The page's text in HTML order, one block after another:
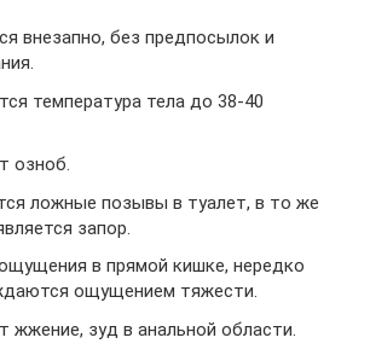
внезапно, без предпосылок и
температура тела до 38-40
озноб.
ложные позывы в туалет, в то же
запор.
в прямой кишке, нередко
ощущением тяжести.
жжение, зуд в анальной области.